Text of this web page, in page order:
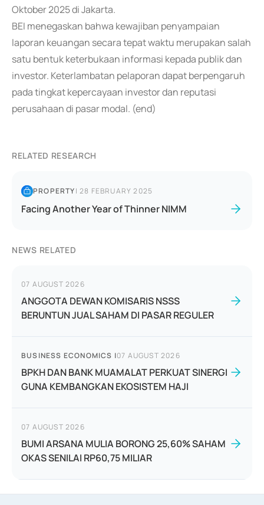
Oktober 2025 di Jakarta.
BEI menegaskan bahwa kewajiban penyampaian
laporan keuangan secara tepat waktu merupakan salah
satu bentuk keterbukaan informasi kepada publik dan
investor. Keterlambatan pelaporan dapat berpengaruh
pada tingkat kepercayaan investor dan reputasi
perusahaan di pasar modal. (end)
RELATED RESEARCH
PROPERTY|28 FEBRUARY 2025
Facing Another Year of Thinner NIMM
NEWS RELATED
07 AUGUST 2026
ANGGOTA DEWAN KOMISARIS NSSS
BERUNTUN JUAL SAHAM DI PASAR REGULER
BUSINESS ECONOMICS |07 AUGUST 2026
BPKH DAN BANK MUAMALAT PERKUAT SINERGI
GUNA KEMBANGKAN EKOSISTEM HAJI
07 AUGUST 2026
BUMI ARSANA MULIA BORONG 25,60% SAHAM
OKAS SENILAI RP60,75 MILIAR